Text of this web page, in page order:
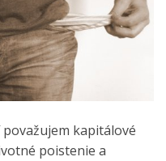
kapitálové
poistenie a